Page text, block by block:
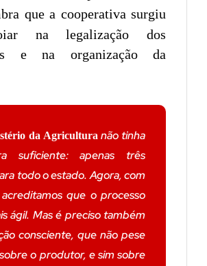
que a cooperativa surgiu
na legalização dos
e na organização da
da Agricultura não tinha
suficiente: apenas três
todo o estado. Agora, com
que o processo
ágil. Mas é preciso também
consciente, que não pese
o produtor, e sim sobre